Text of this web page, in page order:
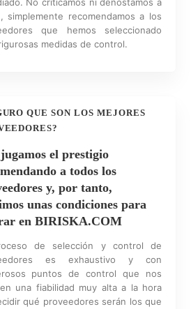
simplemente recomendamos a los
que hemos seleccionado
medidas de control.
QUE SON LOS MEJORES
el prestigio
a todos los
y, por tanto,
unas condiciones para
en BIRISKA.COM
de selección y control de
es exhaustivo y con
puntos de control que nos
una fiabilidad muy alta a la hora
qué proveedores serán los que